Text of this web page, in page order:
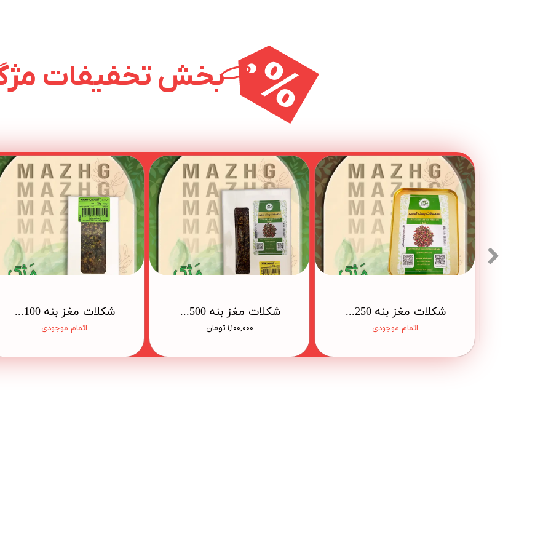
​​بخش تخفیفات
شکلات مغز بنه 100 گرمی جعبه
اتمام موجودی
شکلات مغز بنه 500 گرمی جعبه
۱,۱۰۰,۰۰۰ تومان
شکلات مغز بنه 250 گرمی فلزی
اتمام موجودی